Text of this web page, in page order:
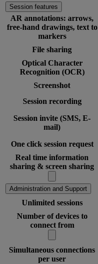
Session features
AR annotations: arrows,
free-hand drawings, text to
markers
File sharing
Optical Character
Recognition (OCR)
Screenshot
Session recording
Session invite (SMS, E-
mail)
One click session request
Real time information
sharing & screen sharing
Administration and Support
Unlimited sessions
Number of devices to
connect from
Simultaneous connections
per user